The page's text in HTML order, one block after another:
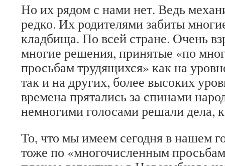
Но их рядом с нами нет. Ведь
редко. Их родителями забиты
кладбища. По всей стране. Очень
многие решения, принятые «по
просьбам трудящихся» как на
так и на других, более высоких
времена прятались за спинами
немногими голосами решали дела,
То, что мы имеем сегодня в нашем
тоже по «многочисленным